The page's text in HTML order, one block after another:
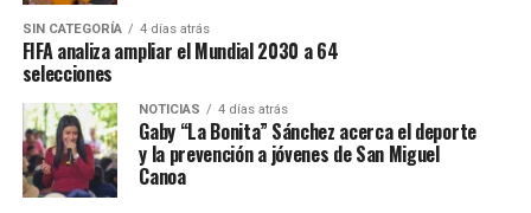
SIN CATEGORÍA 4 días atrás
FIFA analiza ampliar el Mundial 2030 a 64
selecciones
NOTICIAS 4 días atrás
Gaby “La Bonita” Sánchez acerca el deporte
y la prevención a jóvenes de San Miguel
Canoa